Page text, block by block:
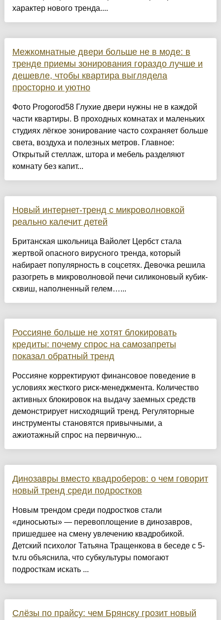
характер нового тренда....
Межкомнатные двери больше не в моде: в
тренде приемы зонирования гораздо лучше и
дешевле, чтобы квартира выглядела
просторно и уютно
Фото Progorod58 Глухие двери нужны не в каждой
части квартиры. В проходных комнатах и маленьких
студиях лёгкое зонирование часто сохраняет больше
света, воздуха и полезных метров. Главное:
Открытый стеллаж, штора и мебель разделяют
комнату без капит...
Новый интернет-тренд с микроволновкой
реально калечит детей
Британская школьница Вайолет Цербст стала
жертвой опасного вирусного тренда, который
набирает популярность в соцсетях. Девочка решила
разогреть в микроволновой печи силиконовый кубик-
сквиш, наполненный гелем…...
Россияне больше не хотят блокировать
кредиты: почему спрос на самозапреты
показал обратный тренд
Россияне корректируют финансовое поведение в
условиях жесткого риск-менеджмента. Количество
активных блокировок на выдачу заемных средств
демонстрирует нисходящий тренд. Регуляторные
инструменты становятся привычными, а
ажиотажный спрос на первичную...
Динозавры вместо квадроберов: о чем говорит
новый тренд среди подростков
Новым трендом среди подростков стали
«диносьюты» — перевоплощение в динозавров,
пришедшее на смену увлечению квадробикой.
Детский психолог Татьяна Тращенкова в беседе с 5-
tv.ru объяснила, что субкультуры помогают
подросткам искать ...
Слёзы по прайсу: чем Брянску грозит новый